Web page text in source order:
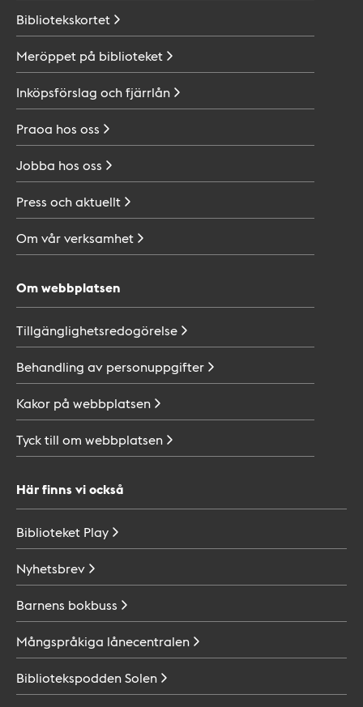
Bibliotekskortet
Meröppet på biblioteket
Inköpsförslag ochfjärrlån
Praoa hos oss
Jobba hos oss
Press ochaktuellt
Om vårverksamhet
Om webbplatsen
Tillgänglighetsredogörelse
Behandling av personuppgifter
Kakor på webbplatsen
Tyck till om webbplatsen
Här finns vi också
Biblioteket Play
Nyhetsbrev
Barnens bokbuss
Mångspråkiga lånecentralen
BibliotekspoddenSolen